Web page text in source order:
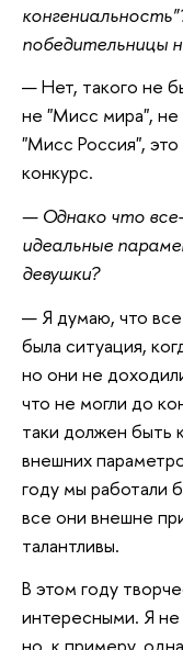
победительницы
— Нет, такого не
не "Мисс мира",
"Мисс Россия",
конкурс.
— Однако что
идеальные
девушки?
— Я думаю, что
была ситуация,
но они не
что не могли до
таки должен быть
внешних
году мы работали
все они внешне
талантливы.
В этом году
интересными. Я не